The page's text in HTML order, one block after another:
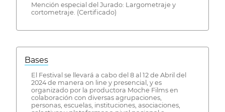
Mención especial del Jurado: Largometraje y
cortometraje. (Certificado)
Bases
El Festival se llevará a cabo del 8 al 12 de Abril del
2024 de manera on line y presencial, y es
organizado por la productora Moche Films en
colaboración con diversas agrupaciones,
personas, escuelas, instituciones, asociaciones,